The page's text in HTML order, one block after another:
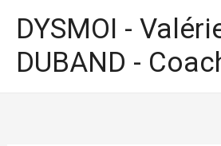
contenu
DYSMOI -
DUBAND -